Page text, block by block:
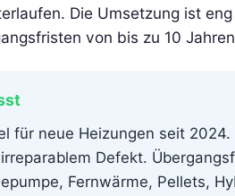
Die Umsetzung ist
von bis zu 10
für neue Heizungen seit
Defekt.
Fernwärme, Pellets,